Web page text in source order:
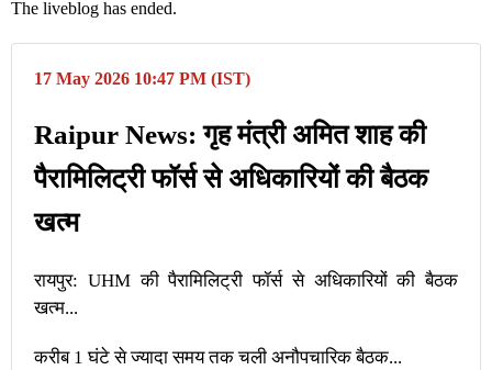
The liveblog has ended.
17 May 2026 10:47 PM (IST)
Raipur News: गृह मंत्री अमित शाह की
पैरामिलिट्री फॉर्स से अधिकारियों की बैठक
खत्म
रायपुर: UHM की पैरामिलिट्री फॉर्स से अधिकारियों की बैठक
खत्म...
करीब 1 घंटे से ज्यादा समय तक चली अनौपचारिक बैठक...